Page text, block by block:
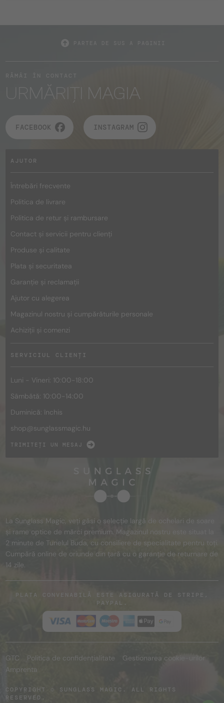
URMĂRIȚI MAGIA
FACEBOOK INSTAGRAM
AJUTOR
Întrebări frecvente
Politica de livrare
Politica de retur și rambursare
Contact și servicii pentru clienți
Produse și calitate
Plata și securitatea
Garanție și reclamații
Ajutor cu alegerea
Magazinul nostru și cumpărăturile personale
Achiziții și comenzi
SERVICIUL CLIENȚI
Luni - Vineri: 10:00-18:00
Sâmbătă: 10:00-14:00
Duminică: închis
shop@sunglassmagic.hu
TRIMITEȚI UN MESAJ
La Sunglass Magic, veți găsi o selecție largă de ochelari de soare
și rame optice de mărci premium. Magazinul nostru este situat la
2 minute de Tunelul Buda, cu consiliere de specialitate pentru toți.
Cumpără online de oriunde din țară cu o garanție de returnare de
14 zile.
PLATA CONVENABILĂ ESTE ASIGURATĂ DE STRIPE,
PAYPAL.
GTC Politica de confidențialitate
Gestionarea cookie-urilor
Amprenta
COPYRIGHT © SUNGLASS MAGIC. ALL RIGHTS
RESERVED.